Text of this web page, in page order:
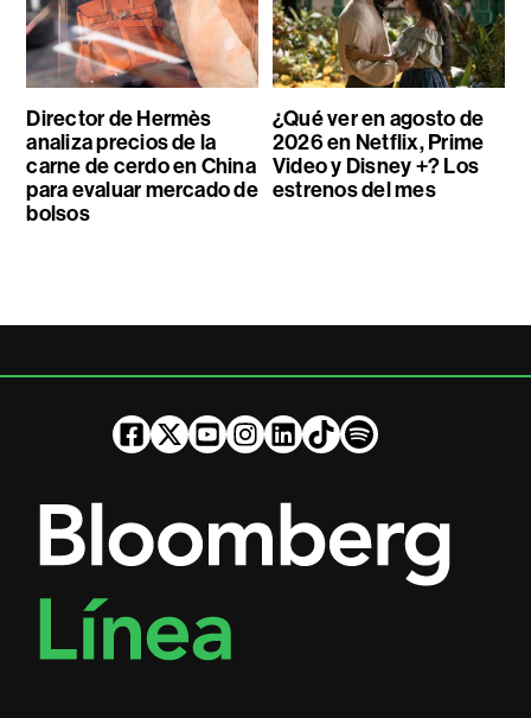
Director de Hermès
analiza precios de la
carne de cerdo en China
para evaluar mercado de
bolsos
¿Qué ver en agosto de
2026 en Netflix, Prime
Video y Disney +? Los
estrenos del mes